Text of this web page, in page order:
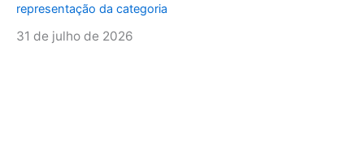
representação da categoria
31 de julho de 2026